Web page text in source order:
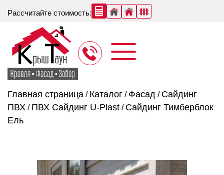
Рассчитайте стоимость:
Главная страница / Каталог / Фасад / Сайдинг
ПВХ / ПВХ Сайдинг U-Plast / Сайдинг Тимберблок
Ель